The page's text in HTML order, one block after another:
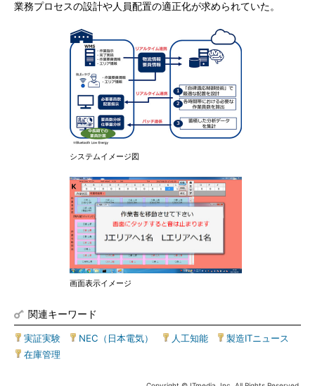
業務プロセスの設計や人員配置の適正化が求められていた。
システムイメージ図
画面表示イメージ
関連キーワード
実証実験 NEC（日本電気） 人工知能 製造ITニュース
在庫管理